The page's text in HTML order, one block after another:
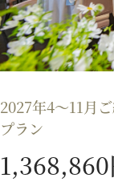
料理
ドレス
プラン
施設紹介
2027年4～11月
プラン